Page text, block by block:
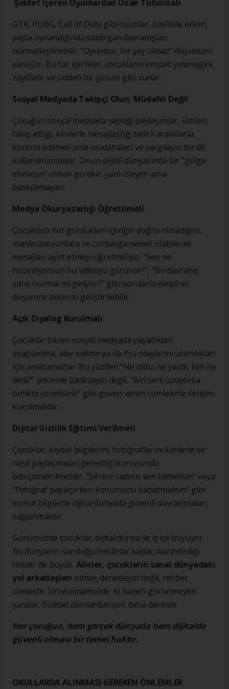
Şiddet İçeren Oyunlardan Uzak Tutulmalı
GTA, PUBG, Call of Duty gibi oyunlar, özellikle erken
yaşta oynandığında saldırgan davranışları
normalleştirebilir. "Oyundur, bir şey olmaz" düşüncesi
yanlıştır. Bu tür içerikler, çocukların empati yeteneğini
zayıflatır ve şiddeti bir çözüm gibi sunar.
Sosyal Medyada Takipçi Olun, Müdahil Değil
Çocuğun sosyal medyada yaptığı paylaşımlar, kimleri
takip ettiği, kimlerle mesajlaştığı belirli aralıklarla
kontrol edilmeli ama müdahaleci ve yargılayıcı bir dil
kullanılmamalıdır. Onun dijital dünyasında bir “gölge
ebeveyn” olmak gerekir, yani izleyen ama
baskılamayan.
Medya Okuryazarlığı Öğretilmeli
Çocuklara her gördükleri içeriğin doğru olmadığını,
manipülasyonlara ve zorbalığa neden olabilecek
mesajları ayırt etmeyi öğretmeliyiz. “Sen ne
hissediyorsun bu videoyu görünce?”, “Bu davranış
sana normal mi geliyor?” gibi sorularla eleştirel
düşünme becerisi geliştirilebilir.
Açık Diyalog Kurulmalı
Çocuklar bazen sosyal medyada yaşadıkları
aşağılanma, alay edilme ya da ifşa olaylarını utandıkları
için anlatamazlar. Bu yüzden “Ne oldu, ne yazdı, kim ne
dedi?” şeklinde baskılayıcı değil, “Biri seni üzüyorsa
birlikte çözebiliriz” gibi güven veren cümlelerle iletişim
kurulmalıdır.
Dijital Gizlilik Eğitimi Verilmeli
Çocuklar, kişisel bilgilerini, fotoğraflarını kimlerle ve
nasıl paylaşmaları gerektiği konusunda
bilinçlendirilmelidir. “Şifreni sadece sen bilmelisin” veya
“Fotoğraf paylaşırken konumunu kapatmalısın” gibi
somut bilgilerle dijital dünyada güvenli davranmaları
sağlanmalıdır.
Günümüzde çocuklar, dijital dünya ile iç içe büyüyor.
Bu dünyanın sunduğu imkânlar kadar, barındırdığı
riskler de büyük. Aileler, çocukların sanal dünyadaki
yol arkadaşları olmalı; denetleyici değil, rehber
olmalıdır. Unutulmamalıdır ki; bazen görünmeyen
yaralar, fiziksel olanlardan çok daha derindir.
Her çocuğun, hem gerçek dünyada hem dijitalde
güvenli olması bir temel haktır.
OKULLARDA ALINMASI GEREKEN ÖNLEMLER